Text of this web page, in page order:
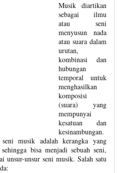
Musik diartikan
sebagai ilmu
atau seni
menyusun nada
atau suara dalam
urutan,
kombinasi dan
hubungan
temporal untuk
menghasilkan
komposisi
(suara) yang
mempunyai
kesatuan dan
kesinambungan.
musik adalah kerangka yang
bisa menjadi sebuah seni,
unsur-unsur seni musik. Salah satu